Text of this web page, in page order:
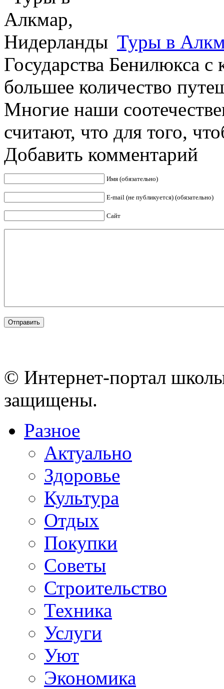
Туры в
Государства Бенилюкса
большее количество
Многие наши
считают, что для того,
Добавить комментарий
Имя (обязательно)
E-mail (не публикуется) (обязательно)
Сайт
© Интернет-портал
защищены.
Разное
Актуально
Здоровье
Культура
Отдых
Покупки
Советы
Строительство
Техника
Услуги
Уют
Экономика